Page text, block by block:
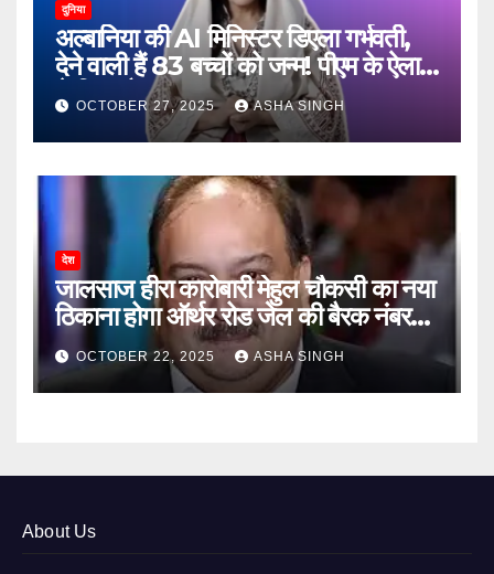
दुनिया
अल्बानिया की AI मिनिस्‍टर डिएला गर्भवती,
देने वाली हैं 83 बच्चों को जन्‍म! पीएम के ऐलान
ने किया हैरान
OCTOBER 27, 2025 ASHA SINGH
देश
जालसाज हीरा कारोबारी मेहुल चौकसी का नया
ठिकाना होगा ऑर्थर रोड जेल की बैरक नंबर
12OCTOBER 22, 2025 ASHA SINGH
About Us